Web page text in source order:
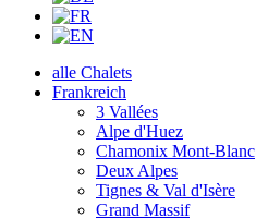
alle Chalets
Frankreich
3 Vallées
Alpe d'Huez
Chamonix Mont-Blanc
Deux Alpes
Tignes & Val d'Isère
Grand Massif